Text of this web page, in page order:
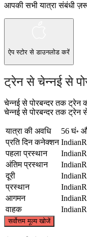
आपकी सभी यात्रा संबंधी
ऐप स्टोर से डाउनलोड करें
ट्रेन से चेन्नई से
चेन्नई से पोरबन्दर तक ट्रेन
चेन्नई से पोरबन्दर तक ट्रेन
यात्रा की अवधि
56 घं॰
प्रति दिन कनेक्शन
पहला प्रस्थान
अंतिम प्रस्थान
दूरी
प्रस्थान
आगमन
वाहक
सर्वोत्तम मूल्य खोजें